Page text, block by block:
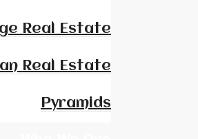
Real Estate
Real Estate
Pyramids